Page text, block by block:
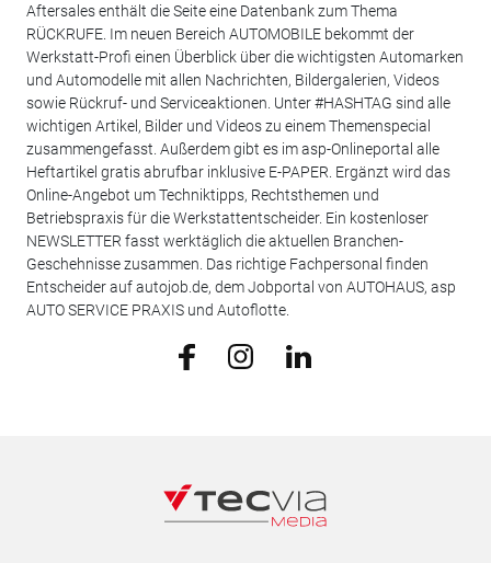
Aftersales enthält die Seite eine Datenbank zum Thema
RÜCKRUFE. Im neuen Bereich AUTOMOBILE bekommt der
Werkstatt-Profi einen Überblick über die wichtigsten Automarken
und Automodelle mit allen Nachrichten, Bildergalerien, Videos
sowie Rückruf- und Serviceaktionen. Unter #HASHTAG sind alle
wichtigen Artikel, Bilder und Videos zu einem Themenspecial
zusammengefasst. Außerdem gibt es im asp-Onlineportal alle
Heftartikel gratis abrufbar inklusive E-PAPER. Ergänzt wird das
Online-Angebot um Techniktipps, Rechtsthemen und
Betriebspraxis für die Werkstattentscheider. Ein kostenloser
NEWSLETTER fasst werktäglich die aktuellen Branchen-
Geschehnisse zusammen. Das richtige Fachpersonal finden
Entscheider auf autojob.de, dem Jobportal von AUTOHAUS, asp
AUTO SERVICE PRAXIS und Autoflotte.